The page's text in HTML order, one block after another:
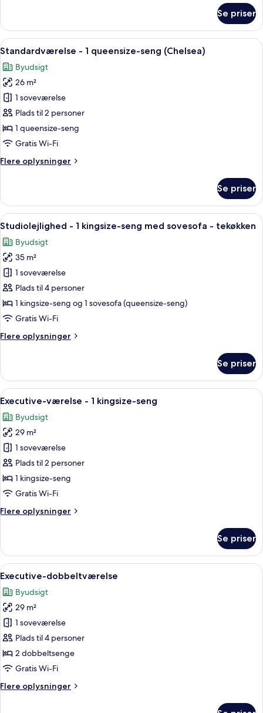
-
kingsize-
(Chelsea)
Se priser
Indlæs
alle
billeder
af
Standardværelse
-
1
queensize-
(Chelsea)
Et hotelværelse med en stor seng, et
6
Standardværelse - 1 queensize-seng (Chelsea)
Byudsigt
26 m²
1 soveværelse
Plads til 2 personer
1 queensize-seng
Gratis Wi-Fi
Flere oplysninger
Flere
-
queensize-
(Chelsea)
Se priser
Indlæs
alle
billeder
af
Studiolejlighed
-
1
kingsize-
med
tekøkken
Et hotelværelse med en stor seng,
12
Studiolejlighed - 1 kingsize-seng med sovesofa - tekøkken
Byudsigt
35 m²
1 soveværelse
Plads til 4 personer
1 kingsize-seng og 1 sovesofa (queensize-seng)
Gratis Wi-Fi
Flere oplysninger
Flere
-
kingsize-
med
sovesofa
tekøkken
Se priser
Indlæs
alle
billeder
af
Executive-
værelse
-
1
seng
Et hotelværelse med en stor seng,
6
Executive-værelse - 1 kingsize-seng
Byudsigt
29 m²
1 soveværelse
Plads til 2 personer
1 kingsize-seng
Gratis Wi-Fi
Flere oplysninger
Flere
værelse
1
seng
Se priser
Indlæs
alle
billeder
af
Executive-
dobbeltværelse
Et hotelværelse med to senge, et
6
Executive-dobbeltværelse
Byudsigt
29 m²
1 soveværelse
Plads til 4 personer
2 dobbeltsenge
Gratis Wi-Fi
Flere oplysninger
Flere